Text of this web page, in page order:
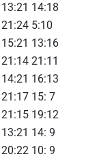
13:21 14:18
21:24 5:10
15:21 13:16
21:14 21:11
14:21 16:13
21:17 15: 7
21:15 19:12
13:21 14: 9
20:22 10: 9